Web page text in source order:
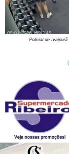
Policial de